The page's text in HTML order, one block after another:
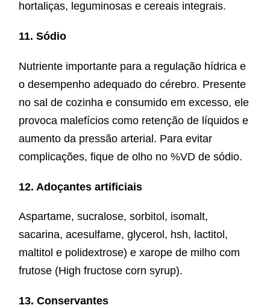
hortaliças, leguminosas e cereais integrais.
11. Sódio
Nutriente importante para a regulação hídrica e
o desempenho adequado do cérebro. Presente
no sal de cozinha e consumido em excesso, ele
provoca malefícios como retenção de líquidos e
aumento da pressão arterial. Para evitar
complicações, fique de olho no %VD de sódio.
12. Adoçantes artificiais
Aspartame, sucralose, sorbitol, isomalt,
sacarina, acesulfame, glycerol, hsh, lactitol,
maltitol e polidextrose) e xarope de milho com
frutose (High fructose corn syrup).
13. Conservantes